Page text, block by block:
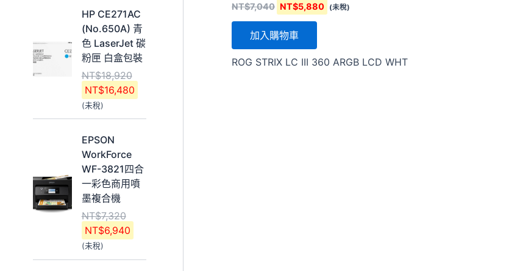
1
0
,
5
4
0
。
9
,
6
4
。
HP CE271AC
(No.650A) 青
色 LaserJet 碳
粉匣 白盒包裝
NT$18,920
始
價
格
：
N
T
$
8
,
9
2
0
。
NT$16,480
前
價
格
：
N
4
8
(未稅)
EPSON
WorkForce
WF-3821四合
一彩色商用噴
墨複合機
NT$7,320
原
始
價
：
N
T
$
7
NT$6,940
價
格
：
T
(未稅)
NT$7,040 NT$7,040。
NT$5,880 NT$5,880。
(未稅)
加入購物車
ROG STRIX LC III 360 ARGB LCD WHT